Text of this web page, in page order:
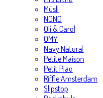
Müsli
NONO
Oli & Carol
OMY
Navy Natural
Petite Maison
Petit Piao
Riffle Amsterdam
Slipstop